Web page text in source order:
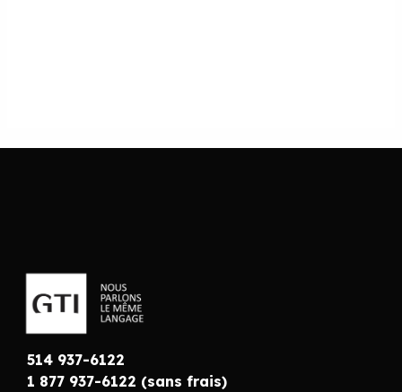
514 937-6122
1 877 937-6122 (sans frais)